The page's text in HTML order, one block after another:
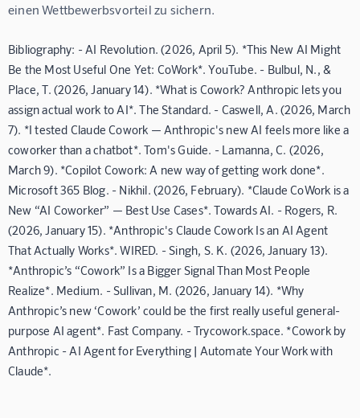
einen Wettbewerbsvorteil zu sichern.
Bibliography: - AI Revolution. (2026, April 5). *This New AI Might
Be the Most Useful One Yet: CoWork*. YouTube. - Bulbul, N., &
Place, T. (2026, January 14). *What is Cowork? Anthropic lets you
assign actual work to AI*. The Standard. - Caswell, A. (2026, March
7). *I tested Claude Cowork — Anthropic's new AI feels more like a
coworker than a chatbot*. Tom's Guide. - Lamanna, C. (2026,
March 9). *Copilot Cowork: A new way of getting work done*.
Microsoft 365 Blog. - Nikhil. (2026, February). *Claude CoWork is a
New “AI Coworker” — Best Use Cases*. Towards AI. - Rogers, R.
(2026, January 15). *Anthropic's Claude Cowork Is an AI Agent
That Actually Works*. WIRED. - Singh, S. K. (2026, January 13).
*Anthropic’s “Cowork” Is a Bigger Signal Than Most People
Realize*. Medium. - Sullivan, M. (2026, January 14). *Why
Anthropic’s new ‘Cowork’ could be the first really useful general-
purpose AI agent*. Fast Company. - Trycowork.space. *Cowork by
Anthropic - AI Agent for Everything | Automate Your Work with
Claude*.